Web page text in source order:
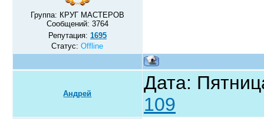
Группа: КРУГ МАСТЕРОВ
Сообщений: 3764
Репутация: 1695
Статус:Offline
Андрей
Дата:
109